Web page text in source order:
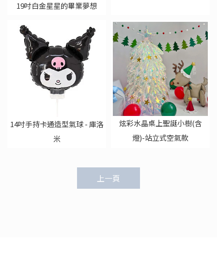
19吋白金星星的畢業夢想
14吋手持卡通造型氣球 - 庫洛
米
炫彩水晶桌上聖誕小樹(含
燈)-站立式空氣款
上一頁